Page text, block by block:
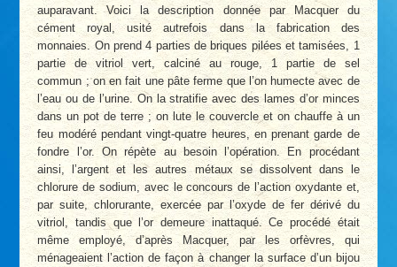
auparavant. Voici la description donnée par Macquer du
cément royal, usité autrefois dans la fabrication des
monnaies. On prend 4 parties de briques pilées et tamisées, 1
partie de vitriol vert, calciné au rouge, 1 partie de sel
commun ; on en fait une pâte ferme que l’on humecte avec de
l’eau ou de l’urine. On la stratifie avec des lames d’or minces
dans un pot de terre ; on lute le couvercle et on chauffe à un
feu modéré pendant vingt-quatre heures, en prenant garde de
fondre l’or. On répète au besoin l’opération. En procédant
ainsi, l’argent et les autres métaux se dissolvent dans le
chlorure de sodium, avec le concours de l’action oxydante et,
par suite, chlorurante, exercée par l’oxyde de fer dérivé du
vitriol, tandis que l’or demeure inattaqué. Ce procédé était
même employé, d’après Macquer, par les orfèvres, qui
ménageaient l’action de façon à changer la surface d’un bijou